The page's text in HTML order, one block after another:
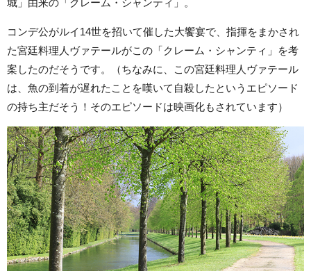
城」由来の「クレーム・シャンティ」。
コンデ公がルイ14世を招いて催した大饗宴で、指揮をまかされ
た宮廷料理人ヴァテールがこの「クレーム・シャンティ」を考
案したのだそうです。（ちなみに、この宮廷料理人ヴァテール
は、魚の到着が遅れたことを嘆いて自殺したというエピソード
の持ち主だそう！そのエピソードは映画化もされています）